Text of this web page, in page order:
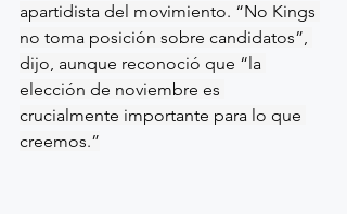
apartidista del movimiento. “No Kings
no toma posición sobre candidatos”,
dijo, aunque reconoció que “la
elección de noviembre es
crucialmente importante para lo que
creemos.”